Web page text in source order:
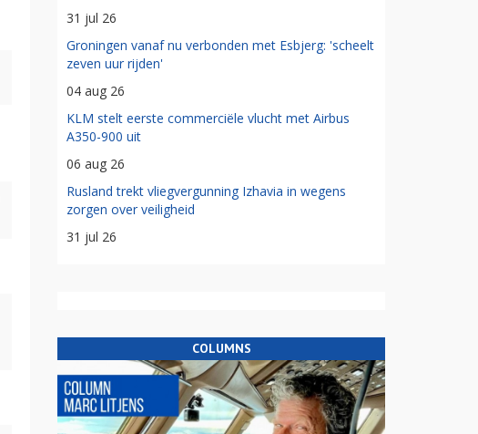
31 jul 26
Groningen vanaf nu verbonden met Esbjerg: 'scheelt
zeven uur rijden'
04 aug 26
KLM stelt eerste commerciële vlucht met Airbus
A350-900 uit
06 aug 26
Rusland trekt vliegvergunning Izhavia in wegens
zorgen over veiligheid
31 jul 26
COLUMNS